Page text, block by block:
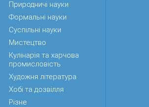
Природничі науки
Формальні науки
Суспільні науки
Мистецтво
Кулінарія та харчова
промисловість
Художня література
Хобі та дозвілля
Різне